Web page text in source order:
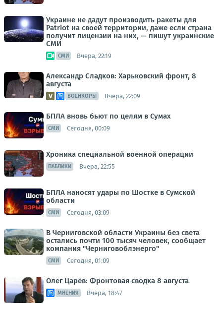
Украине не дадут производить ракеты для
Patriot на своей территории, даже если страна
получит лицензии на них, — пишут украинские
СМИ
СМИ Вчера, 22:19
Александр Сладков: Харьковский фронт, 8
августа
ВОЕНКОРЫ Вчера, 22:09
БПЛА вновь бьют по целям в Сумах
СМИ Сегодня, 00:09
Хроника специальной военной операции
ПАБЛИКИ Вчера, 22:55
БПЛА наносят удары по Шостке в Сумской
области
СМИ Сегодня, 03:09
В Черниговской области Украины без света
остались почти 100 тысяч человек, сообщает
компания "Черниговоблэнерго"
СМИ Сегодня, 01:09
Олег Царёв: Фронтовая сводка 8 августа
МНЕНИЯ Вчера, 18:47